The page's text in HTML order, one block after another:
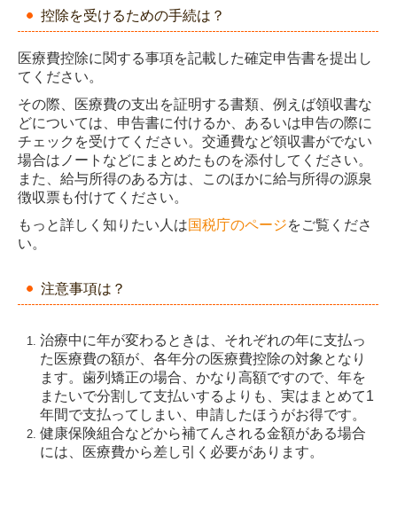
控除を受けるための手続は？
医療費控除に関する事項を記載した確定申告書を提出し
てください。
その際、医療費の支出を証明する書類、例えば領収書な
どについては、申告書に付けるか、あるいは申告の際に
チェックを受けてください。交通費など領収書がでない
場合はノートなどにまとめたものを添付してください。
また、給与所得のある方は、このほかに給与所得の源泉
徴収票も付けてください。
もっと詳しく知りたい人は国税庁のページをご覧くださ
い。
注意事項は？
治療中に年が変わるときは、それぞれの年に支払っ
た医療費の額が、各年分の医療費控除の対象となり
ます。歯列矯正の場合、かなり高額ですので、年を
またいで分割して支払いするよりも、実はまとめて1
年間で支払ってしまい、申請したほうがお得です。
健康保険組合などから補てんされる金額がある場合
には、医療費から差し引く必要があります。